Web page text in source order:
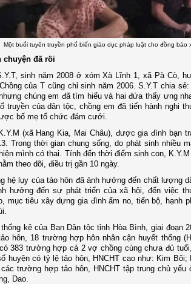
Một buổi tuyên truyền phổ biến giáo dục pháp luật cho đồng bào
chuyện đã rồi
sinh năm 2008 ở xóm Xà Lĩnh 1, xã Pà Cò,
của T cũng chỉ sinh năm 2006. S.Y.T chia
chúng em đã tìm hiểu và hai đứa thấy ưng
truyền của dân tộc, chồng em đã tiến hành nghi
bố mẹ tổ chức đám cưới.
(xã Hang Kia, Mai Châu), được gia đình bạn
Trong thời gian chung sống, do phát sinh nhiều
mình có thai. Tính đến thời điểm sinh con,
theo dõi, điều trị gần 10 ngày.
hệ lụy của tảo hôn đã ảnh hưởng đến chất lượng
hưởng đến sự phát triển của xã hội, đến việc
mục tiêu xây dựng gia đình ấm no, tiến bộ, hạnh
thống kê của Ban Dân tộc tỉnh Hòa Bình, giai đoạn
hôn, 18 trường hợp hôn nhân cận huyết thống
383 trường hợp cả 2 vợ chồng cùng chưa đủ
huyện có tỷ lệ tảo hôn, HNCHT cao như: Kim
các trường hợp tảo hôn, HNCHT tập trung chủ yếu
Dao.